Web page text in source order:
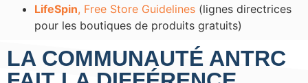
LifeSpin, Free Store Guidelines (lignes directrices
pour les boutiques de produits gratuits)
LA COMMUNAUTÉ ANTRC